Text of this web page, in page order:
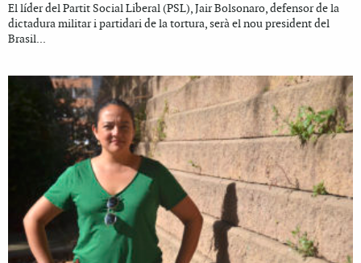
El líder del Partit Social Liberal (PSL), Jair Bolsonaro, defensor de la
dictadura militar i partidari de la tortura, serà el nou president del
Brasil...